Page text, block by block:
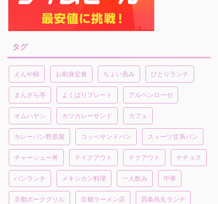
タグ
えんや錦 お刺身定食 ちょい呑み ひとりランチ
まんざら亭 よくばりプレート アルペンローゼ
オムハヤシ カツカレーサンド カフェ
カレーパン野原屋 コッペサンドパン スィーツ甘系パン
チャーシュー丼 テイクアウト テクアウト ナチョス
パンランチ メキシカン料理 一人飲み 中華
京都ポークグリル 京都ラーメン店 四条烏丸ランチ